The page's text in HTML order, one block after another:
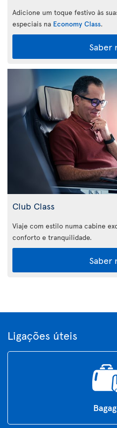
Adicione um toque festivo às
especiais na Economy Class.
Saber
Club Class
Viaje com estilo numa cabine
conforto e tranquilidade.
Saber
Ligações úteis